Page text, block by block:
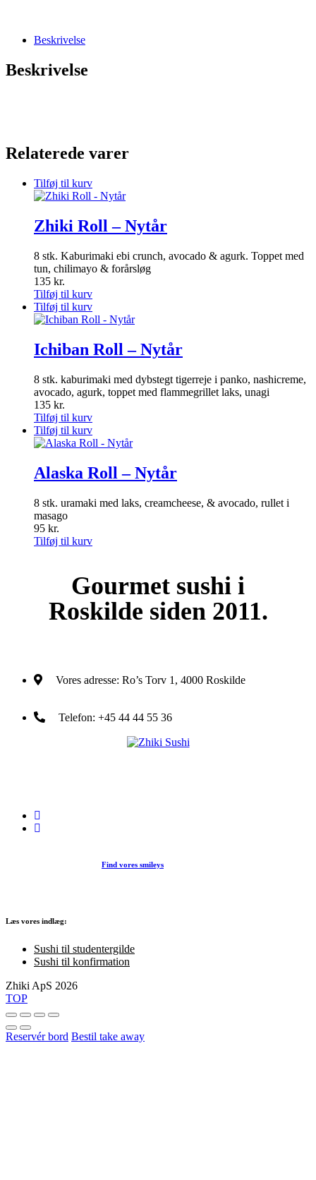
Beskrivelse
Beskrivelse
Relaterede varer
Tilføj til kurv
Zhiki Roll – Nytår
8 stk. Kaburimaki ebi crunch, avocado & agurk. Toppet med
tun, chilimayo & forårsløg
135 kr.
Tilføj til kurv
Tilføj til kurv
Ichiban Roll – Nytår
8 stk. kaburimaki med dybstegt tigerreje i panko, nashicreme,
avocado, agurk, toppet med flammegrillet laks, unagi
135 kr.
Tilføj til kurv
Tilføj til kurv
Alaska Roll – Nytår
8 stk. uramaki med laks, creamcheese, & avocado, rullet i
masago
95 kr.
Tilføj til kurv
Gourmet sushi i
Roskilde siden 2011.
Vores adresse: Ro’s Torv 1, 4000 Roskilde
Telefon: +45 44 44 55 36
Find vores smileys
Læs vores indlæg:
Sushi til studentergilde
Sushi til konfirmation
Zhiki ApS 2026
TOP
Reservér bord Bestil take away